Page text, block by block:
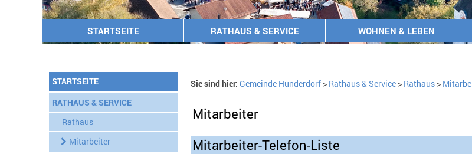
STARTSEITE RATHAUS & SERVICE WOHNEN & LEBEN
STARTSEITE
RATHAUS & SERVICE
Rathaus
Mitarbeiter
Sie sind hier: Gemeinde Hunderdorf> Rathaus & Service> Rathaus>
Mitarbeiter
Mitarbeiter-Telefon-Liste